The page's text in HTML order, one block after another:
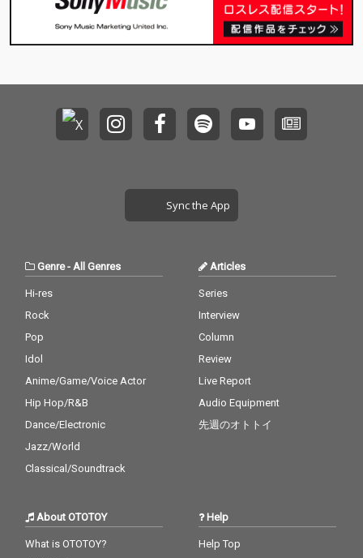
Sync the App
Genre- All Genres
Hi-res
Rock
Pop
Idol
Anime/Game/Voice Actor
Hip Hop/R&B
Dance/Electronic
Jazz/World
Classical/Soundtrack
Articles
Series
Interview
Column
Review
Live Report
Audio Equipment
先週のオトトイ
About OTOTOY
What is OTOTOY?
Help
Help Top